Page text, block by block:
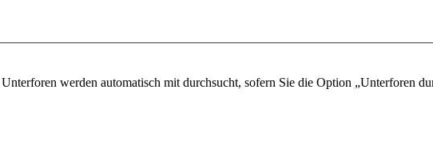
werden automatisch mit durchsucht, sofern Sie die Option „Unterforen